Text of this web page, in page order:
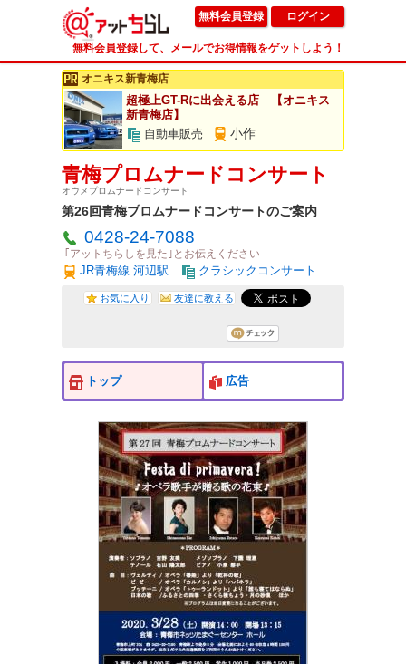
無料会員登録 ログイン
無料会員登録して、メールでお得情報をゲットしよう！
オニキス新青梅店
超極上GT-Rに出会える店 【オニキス
新青梅店】
自動車販売
小作
青梅プロムナードコンサート
オウメプロムナードコンサート
第26回青梅プロムナードコンサートのご案内
0428-24-7088
｢アットちらしを見た｣とお伝えください
JR青梅線 河辺駅 クラシックコンサート
お気に入り 友達に教える
トップ 広告